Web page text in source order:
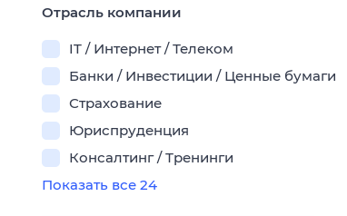
Отрасль компании
IT / Интернет / Телеком
Банки / Инвестиции / Ценные бумаги
Страхование
Юриспруденция
Консалтинг / Тренинги
Показать все 24